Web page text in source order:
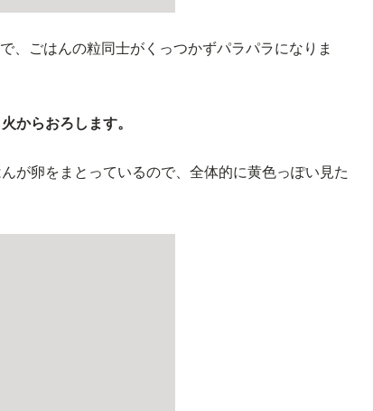
、ごはんの粒同士がくっつかずパラパラになりま
からおろします。
が卵をまとっているので、全体的に黄色っぽい見た